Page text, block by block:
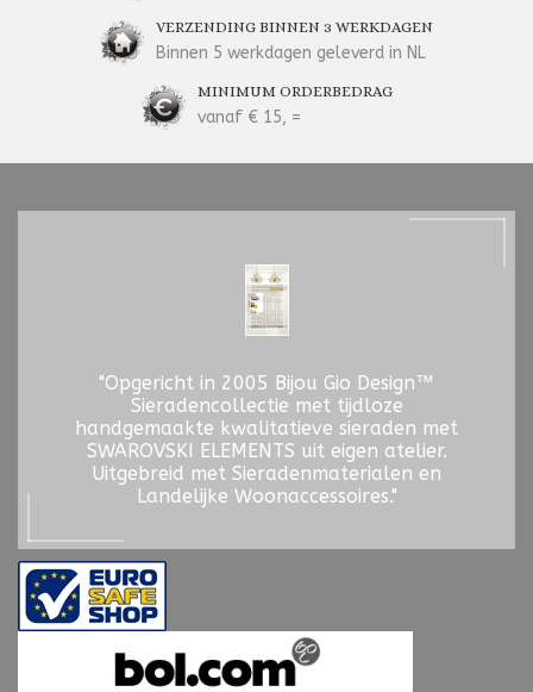
VERZENDING BINNEN 3 WERKDAGEN
Binnen 5 werkdagen geleverd in NL
MINIMUM ORDERBEDRAG
vanaf € 15, =
"Opgericht in 2005 Bijou Gio Design™
Sieradencollectie met tijdloze
handgemaakte kwalitatieve sieraden met
SWAROVSKI ELEMENTS uit eigen atelier.
Uitgebreid met Sieradenmaterialen en
Landelijke Woonaccessoires."